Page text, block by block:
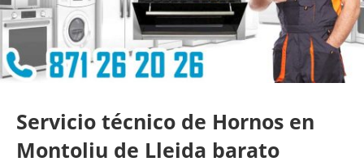
Servicio técnico de Hornos en
Montoliu de Lleida barato